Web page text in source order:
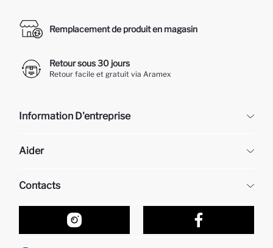
Remplacement de produit en magasin
Retour sous 30 jours
Retour facile et gratuit via Aramex
Information D'entreprise
À propos de nous
Aider
Retour et changement
Suivi de la Commande
Comment acheter sur DeFacto ?
Comment payer sur DeFacto?
Contacts
Nos Magasins
Formulaire de contact